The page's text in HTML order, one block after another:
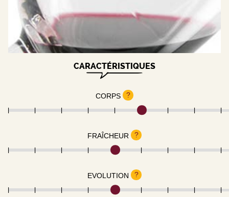
CARACTÉRISTIQUES
CORPS ?
FRAÎCHEUR ?
EVOLUTION ?